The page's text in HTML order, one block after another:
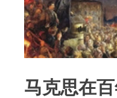
马克思在